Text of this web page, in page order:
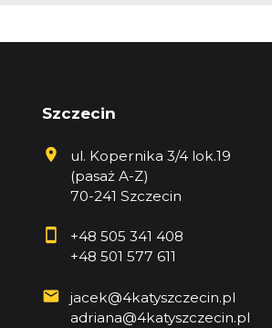
Szczecin
ul. Kopernika 3/4 lok.19
(pasaż A-Z)
70-241 Szczecin
+48 505 341 408
+48 501 577 611
jacek@4katyszczecin.pl
adriana@4katyszczecin.pl